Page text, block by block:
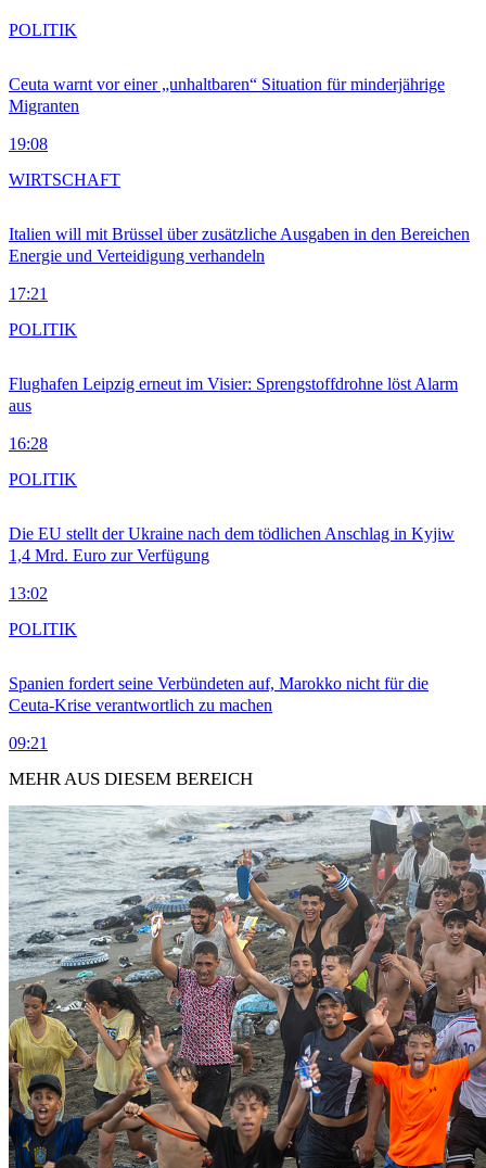
Ceuta warnt vor einer „unhaltbaren“ Situation für minderjährige
Migranten
19:08
POLITIK
Italien will mit Brüssel über zusätzliche Ausgaben in den Bereichen
Energie und Verteidigung verhandeln
17:21
WIRTSCHAFT
Flughafen Leipzig erneut im Visier: Sprengstoffdrohne löst Alarm
aus
16:28
POLITIK
Die EU stellt der Ukraine nach dem tödlichen Anschlag in Kyjiw
1,4 Mrd. Euro zur Verfügung
13:02
POLITIK
Spanien fordert seine Verbündeten auf, Marokko nicht für die
Ceuta-Krise verantwortlich zu machen
09:21
POLITIK
MEHR AUS DIESEM BEREICH